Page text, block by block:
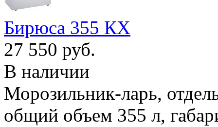
Бирюса 355 КХ
27 550 руб.
В наличии
Морозильник-ларь,
общий объем 355 л,